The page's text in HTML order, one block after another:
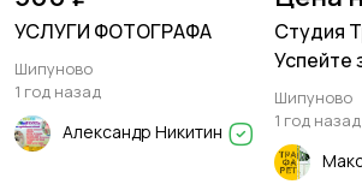
УСЛУГИ ФОТОГРАФА
Шипуново
1 год назад
Александр Никитин
Студия
Успейте
старым
Шипуново
1 год назад